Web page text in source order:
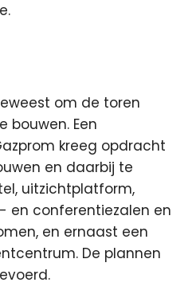
om de toren
bouwen. Een
kreeg opdracht
en daarbij te
uitzichtplatform,
en conferentiezalen en
en ernaast een
De plannen